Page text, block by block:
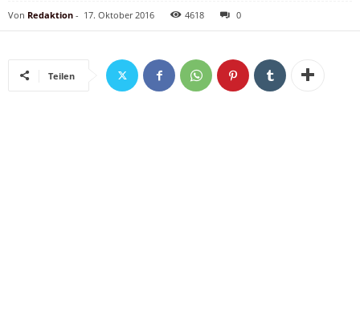
Von Redaktion - 17. Oktober 2016 4618 0
Teilen